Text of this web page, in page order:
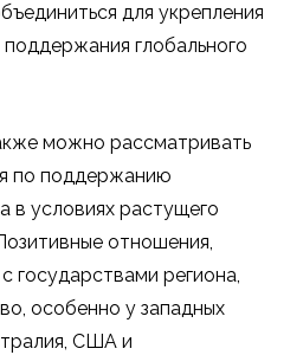
для укрепления
глобального
можно рассматривать
по поддержанию
в условиях растущего
отношения,
государствами региона,
особенно у западных
США и